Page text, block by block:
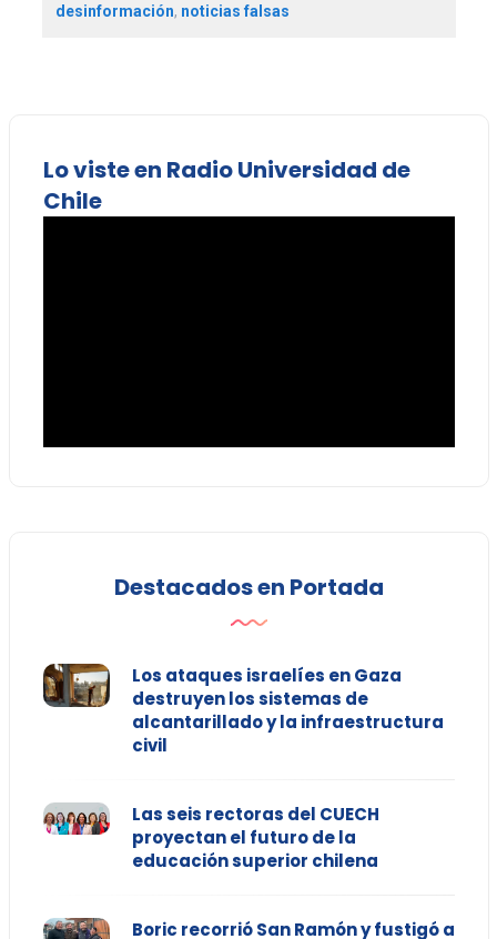
desinformación, noticias falsas
Lo viste en Radio Universidad de
Chile
Destacados en Portada
Los ataques israelíes en Gaza
destruyen los sistemas de
alcantarillado y la infraestructura
civil
Las seis rectoras del CUECH
proyectan el futuro de la
educación superior chilena
Boric recorrió San Ramón y fustigó a